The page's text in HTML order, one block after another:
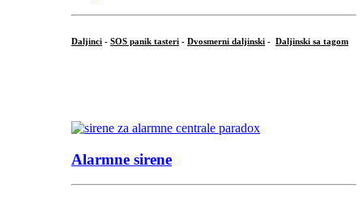
Daljinci - SOS panik tasteri - Dvosmerni daljinski - Daljinski sa tagom
Alarmne sirene